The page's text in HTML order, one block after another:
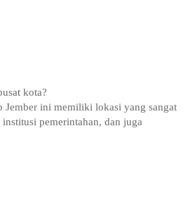
kota?
ini memiliki lokasi yang sangat
pemerintahan, dan juga